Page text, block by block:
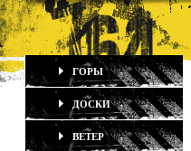
ГОРЫ
ДОСКИ
ВЕТЕР